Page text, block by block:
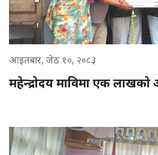
आइतबार, जेठ १०, २०८३
महेन्द्रोदय माविमा एक लाखको